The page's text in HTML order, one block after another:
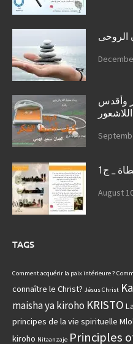
الروحى
وأقدس
اللاشعور
_ ج1
August
TAGS
Comment acquérir la paix intérieure ?
connaître le Christ? Jésus Christ
maisha ya kiroho KRISTO
principes de la vie spirituelle
kiroho Nitaanzaje Principles